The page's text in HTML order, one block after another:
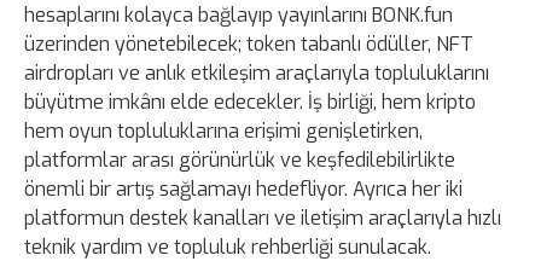
hesaplarını kolayca bağlayıp yayınlarını BONK.fun
üzerinden yönetebilecek; token tabanlı ödüller, NFT
airdropları ve anlık etkileşim araçlarıyla topluluklarını
büyütme imkânı elde edecekler. İş birliği, hem kripto
hem oyun topluluklarına erişimi genişletirken,
platformlar arası görünürlük ve keşfedilebilirlikte
önemli bir artış sağlamayı hedefliyor. Ayrıca her iki
platformun destek kanalları ve iletişim araçlarıyla hızlı
teknik yardım ve topluluk rehberliği sunulacak.